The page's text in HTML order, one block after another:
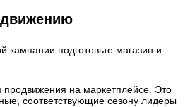
кампании подготовьте магазин и
на маркетплейсе. Это
соответствующие сезону лидеры